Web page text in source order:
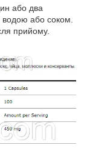
або два
або соком.
прийому.